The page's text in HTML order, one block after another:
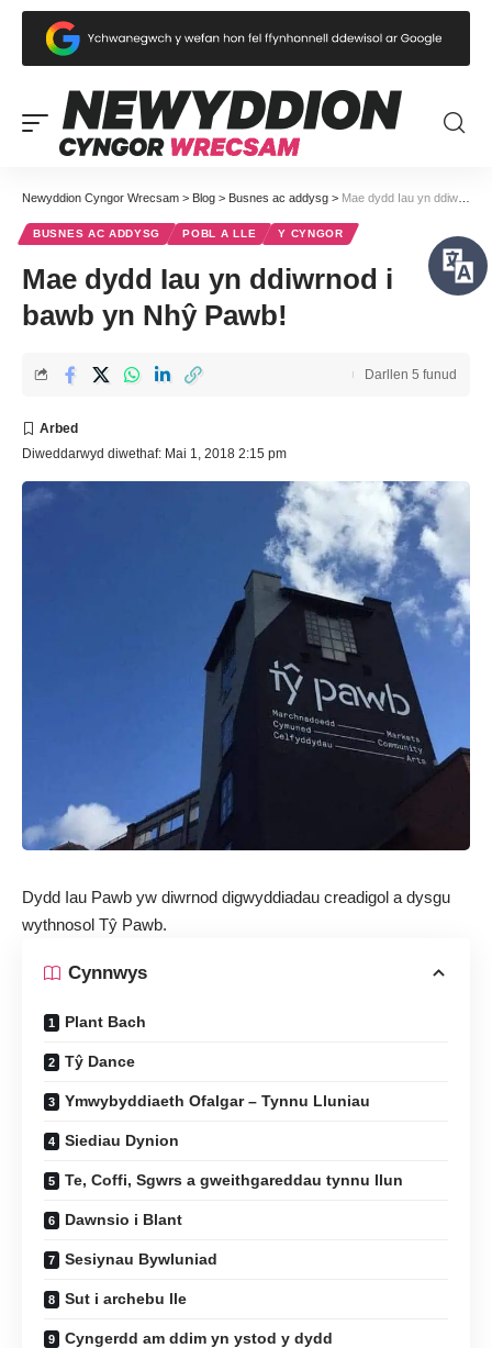
Newyddion Cyngor Wrecsam > Blog > Busnes ac addysg > Mae dydd Iau yn ddiwrnod i bawb yn Nhŷ Pawb!
BUSNES AC ADDYSG POBL A LLE Y CYNGOR
Mae dydd Iau yn ddiwrnod i
bawb yn Nhŷ Pawb!
Diweddarwyd diwethaf: Mai 1, 2018 2:15 pm
Darllen 5 funud
Dydd Iau Pawb yw diwrnod digwyddiadau creadigol a dysgu
wythnosol Tŷ Pawb.
Cynnwys
Plant Bach
Tŷ Dance
Ymwybyddiaeth Ofalgar – Tynnu Lluniau
Siediau Dynion
Te, Coffi, Sgwrs a gweithgareddau tynnu llun
Dawnsio i Blant
Sesiynau Bywluniad
Sut i archebu lle
Cyngerdd am ddim yn ystod y dydd